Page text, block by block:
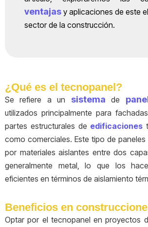
ventajas y aplicaciones de este
sector de la construcción.
¿Qué es el tecnopanel?
Se refiere a un sistema de
utilizados principalmente para
partes estructurales de edificaciones
como comerciales. Este tipo de
por materiales aislantes entre dos
generalmente metal, lo que los
eficientes en términos de aislamiento
Beneficios en
Optar por el tecnopanel en proyectos